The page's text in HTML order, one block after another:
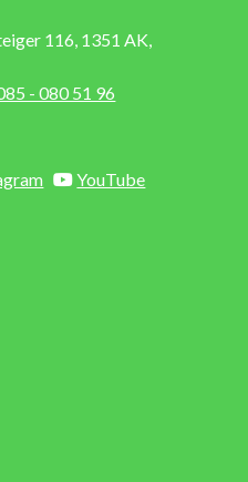
116, 1351 AK,
- 080 51 96
YouTube